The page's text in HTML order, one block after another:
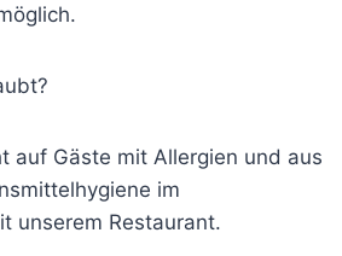
auf Gäste mit Allergien und aus
im
unserem Restaurant.